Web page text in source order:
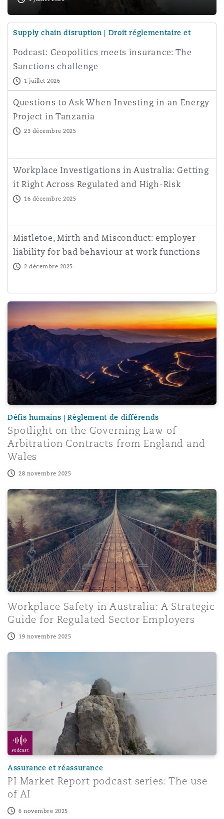
Supply chain disruption | Droit réglementaire et
Podcast: Geopolitics meets insurance: The
Sanctions challenge
1 juillet 2026
Questions to Ask When Investing in an Energy
Project in Tanzania
23 décembre 2025
Workplace Investigations in Australia: Getting
it Right Across Regulated and High-Risk
Sectors
16 décembre 2025
Mistletoe, Mirth and Misconduct: employer
liability for bad behaviour at work functions
2 décembre 2025
Spotlight on the Governing Law of Arbitration Contracts
Défis humains | Règlement de différends
Spotlight on the Governing Law of
Arbitration Contracts from England and
Wales
28 novembre 2025
Workplace Safety in Australia: A Strategic Guide for
Workplace Safety in Australia: A Strategic
Guide for Regulated Sector Employers
19 novembre 2025
Podcast
Assurance et réassurance
PI Market Report podcast series: The use
of AI
6 novembre 2025